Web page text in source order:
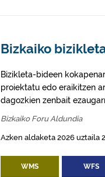
Bizkaiko
Bizikleta-bideen
proiektatu edo eraikitzen
dagozkien zenbait
Bizkaiko Foru Aldundia
Azken aldaketa 2026 uztaila
WMS WFS